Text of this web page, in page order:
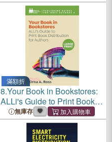
滿額折
8.Your Book in Bookstores:
ALLi's Guide to Print Book
Distribution for Authors
無庫存